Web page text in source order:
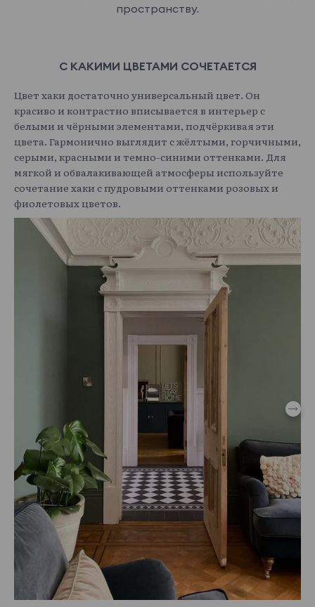
пространству.
С КАКИМИ ЦВЕТАМИ СОЧЕТАЕТСЯ
Цвет хаки достаточно универсальный цвет. Он
красиво и контрастно вписывается в интерьер с
белыми и чёрными элементами, подчёркивая эти
цвета. Гармонично выглядит с жёлтыми, горчичными,
серыми, красными и темно-синими оттенками. Для
мягкой и обвалакивающей атмосферы используйте
сочетание хаки с пудровыми оттенками розовых и
фиолетовых цветов.